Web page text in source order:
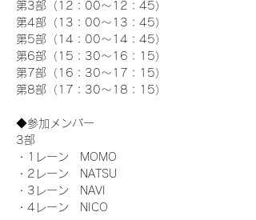
第3部（12：00～12：45）
第4部（13：00～13：45）
第5部（14：00～14：45）
第6部（15：30～16：15）
第7部（16：30～17：15）
第8部（17：30～18：15）
◆参加メンバー
3部
・1レーン　MOMO
・2レーン　NATSU
・3レーン　NAVI
・4レーン　NICO